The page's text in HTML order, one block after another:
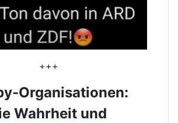
+++
Organisationen:
Wahrheit und